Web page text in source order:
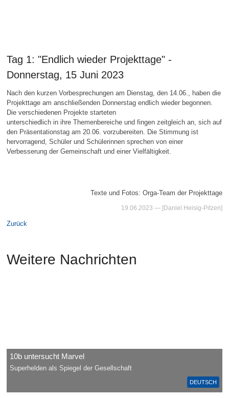
Tag 1: "Endlich wieder Projekttage" -
Donnerstag, 15 Juni 2023
Nach den kurzen Vorbesprechungen am Dienstag, den 14.06., haben die
Projekttage am anschließenden Donnerstag endlich wieder begonnen.
Die verschiedenen Projekte starteten
unterschiedlich in ihre Themenbereiche und fingen zeitgleich an, sich auf
den Präsentationstag am 20.06. vorzubereiten. Die Stimmung ist
hervorragend, Schüler und Schülerinnen sprechen von einer
Verbesserung der Gemeinschaft und einer Vielfältigkeit.
Texte und Fotos: Orga-Team der Projekttage
19.06.2023 — [Daniel Heisig-Pitzen]
Zurück
Weitere Nachrichten
DEUTSCH
10b untersucht Marvel
Superhelden als Spiegel der Gesellschaft